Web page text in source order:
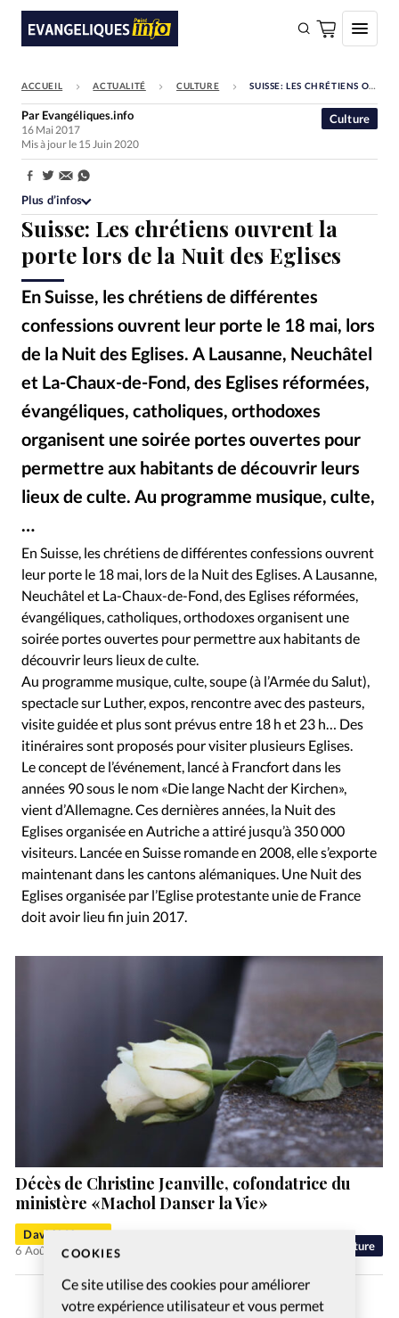
COOKIES
Ce site utilise des cookies pour améliorer
votre expérience utilisateur et vous permet
FAIRE UN DON
Faire un don
Société
Monde
Bible
Toute l'actualité
Se connecter
RUBRIQUES
Toute l'actualité Bible Culture
Economie
Eglises
Histoire Laicité
Liberté religieuse
Mission
Monde People Politique
Religions
Société
ACCUEIL ACTUALITÉ CULTURE SUISSE: LES CHRÉTIENS OUVRENT LA PORTE LORS DE LA NUIT DES EGLISES
Suisse: Les chrétiens ouvrent la
porte lors de la Nuit des Eglises
En Suisse, les chrétiens de différentes
confessions ouvrent leur porte le 18 mai, lors
de la Nuit des Eglises. A Lausanne, Neuchâtel
et La-Chaux-de-Fond, des Eglises réformées,
évangéliques, catholiques, orthodoxes
organisent une soirée portes ouvertes pour
permettre aux habitants de découvrir leurs
lieux de culte. Au programme musique, culte,
…
Culture
Par Evangéliques.info
16 Mai 2017
Mis à jour le 15 Juin 2020
Partager:
Plus d’infos
En Suisse, les chrétiens de différentes confessions ouvrent
leur porte le 18 mai, lors de la Nuit des Eglises. A Lausanne,
Neuchâtel et La-Chaux-de-Fond, des Eglises réformées,
évangéliques, catholiques, orthodoxes organisent une
soirée portes ouvertes pour permettre aux habitants de
découvrir leurs lieux de culte.
Au programme musique, culte, soupe (à l’Armée du Salut),
spectacle sur Luther, expos, rencontre avec des pasteurs,
visite guidée et plus sont prévus entre 18 h et 23 h… Des
itinéraires sont proposés pour visiter plusieurs Eglises.
Le concept de l’événement, lancé à Francfort dans les
années 90 sous le nom «Die lange Nacht der Kirchen»,
vient d’Allemagne. Ces dernières années, la Nuit des
Eglises organisée en Autriche a attiré jusqu’à 350 000
visiteurs. Lancée en Suisse romande en 2008, elle s’exporte
maintenant dans les cantons alémaniques. Une Nuit des
Eglises organisée par l’Eglise protestante unie de France
doit avoir lieu fin juin 2017.
Culture
Décès de Christine Jeanville, cofondatrice du
ministère «Machol Danser la Vie»
David Métreau
6 Août 2026